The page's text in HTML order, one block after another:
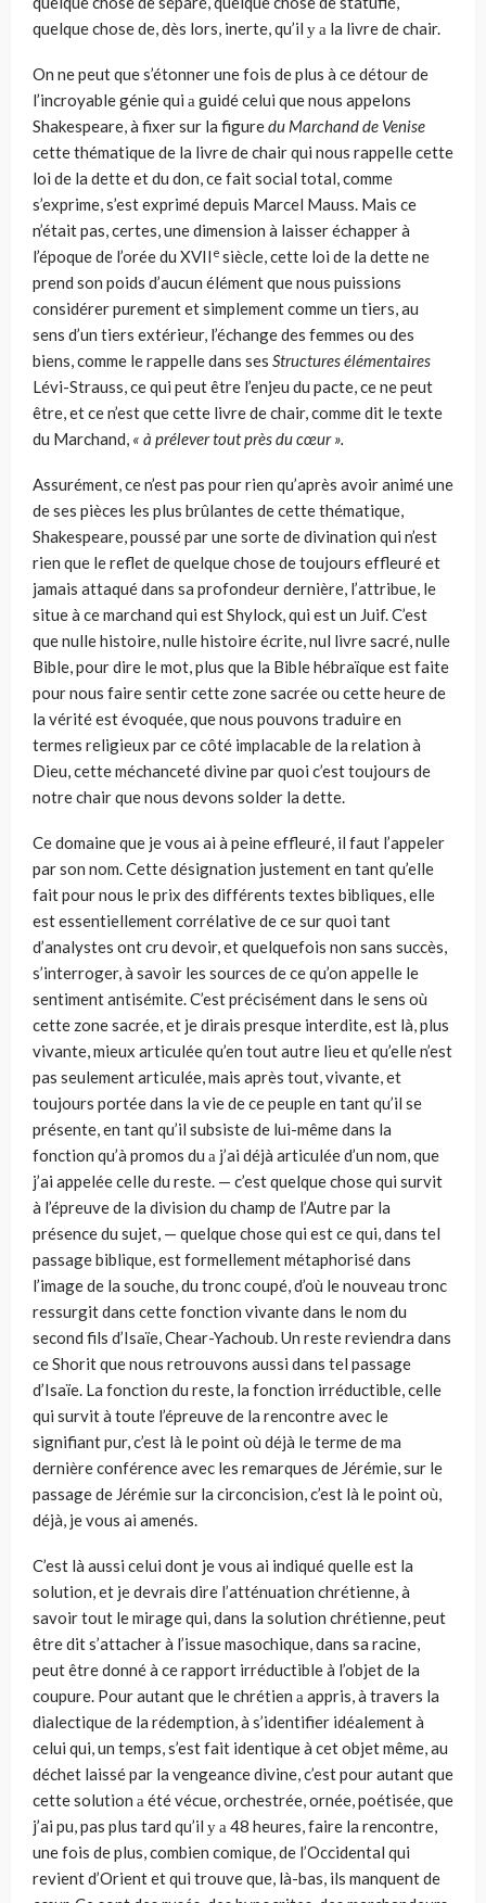
quelque chose de, dès lors, inerte, qu’il у а la livre de chair.
On ne peut que s’étonner une fois de plus à ce détour de
l’incroyable génie qui а guidé celui que nous appelons
Shakespeare, à fixer sur la figuredu Marchand de Venise
cette thématique de la livre de chair qui nous rap­pelle cette
loi de la dette et du don, ce fait social total, comme
s’exprime, s’est exprimé depuis Marcel Mauss. Mais ce
n’était pas, certes, une dimen­sion à laisser échapper à
l’époque de l’orée du XVII e siècle, cette loi de la dette ne
prend son poids d’aucun élément que nous puissions
considérer purement et simplement comme un tiers, au
sens d’un tiers extérieur, l’échange des femmes ou des
biens, comme le rappelle dans ses Structures élémentaires
Lévi-Strauss, ce qui peut être l’enjeu du pacte, ce ne peut
être, et ce n’est que cette livre de chair, comme dit le texte
du Marchand, « à pré­lever tout près du cœur ».
Assurément, ce n’est pas pour rien qu’après avoir animé une
de ses pièces les plus brûlantes de cette thématique,
Shakespeare, poussé par une sorte de divination qui n’est
rien que le reflet de quelque chose de toujours effleuré et
jamais attaqué dans sa profondeur dernière, l’attribue, le
situe à ce mar­chand qui est Shylock, qui est un Juif. C’est
que nulle histoire, nulle histoi­re écrite, nul livre sacré, nulle
Bible, pour dire le mot, plus que la Bible hébraïque est faite
pour nous faire sentir cette zone sacrée ou cette heure de
la vérité est évoquée, que nous pouvons traduire en
termes religieux par ce côté implacable de la relation à
Dieu, cette méchanceté divine par quoi c’est toujours de
notre chair que nous devons solder la dette.
Ce domaine que je vous ai à peine effleuré, il faut l’appeler
par son nom. Cette désignation justement en tant qu’elle
fait pour nous le prix des diffé­rents textes bibliques, elle
est essentiellement corrélative de ce sur quoi tant
d’analystes ont cru devoir, et quelquefois non sans succès,
s’interroger, à savoir les sources de ce qu’on appelle le
sentiment antisémite. C’est préci­sément dans le sens où
cette zone sacrée, et je dirais presque interdite, est là, plus
vivante, mieux articulée qu’en tout autre lieu et qu’elle n’est
pas seule­ment articulée, mais après tout, vivante, et
toujours portée dans la vie de ce peuple en tant qu’il se
présente, en tant qu’il subsiste de lui-même dans la
fonction qu’à promos du а j’ai déjà articulée d’un nom, que
j’ai appelée celle du reste. — c’est quelque chose qui survit
à l’épreuve de la division du champ de l’Autre par la
présence du sujet, — quelque chose qui est ce qui, dans tel
passage biblique, est formellement métaphorisé dans
l’image de la souche, du tronc coupé, d’où le nouveau tronc
ressurgit dans cette fonction vivante dans le nom du
second fils d’Isaïe, Chear-Yachoub. Un reste revien­dra dans
ce Shorit que nous retrouvons aussi dans tel passage
d’Isaïe. La fonction du reste, la fonction irréductible, celle
qui survit à toute l’épreuve de la rencontre avec le
signifiant pur, c’est là le point où déjà le terme de ma
dernière conférence avec les remarques de Jérémie, sur le
passage de Jérémie sur la circoncision, c’est là le point où,
déjà, je vous ai amenés.
C’est là aussi celui dont je vous ai indiqué quelle est la
solution, et je devrais dire l’atténuation chrétienne, à
savoir tout le mirage qui, dans la solution chrétienne, peut
être dit s’attacher à l’issue masochique, dans sa racine,
peut être donné à ce rapport irréductible à l’objet de la
coupure. Pour autant que le chrétien а appris, à travers la
dialectique de la rédemp­tion, à s’identifier idéalement à
celui qui, un temps, s’est fait identique à cet objet même, au
déchet laissé par la vengeance divine, c’est pour autant que
cette solution а été vécue, orchestrée, ornée, poétisée, que
j’ai pu, pas plus tard qu’il у а 48 heures, faire la rencontre,
une fois de plus, combien comique, de l’Occidental qui
revient d’Orient et qui trouve que, là-bas, ils manquent de